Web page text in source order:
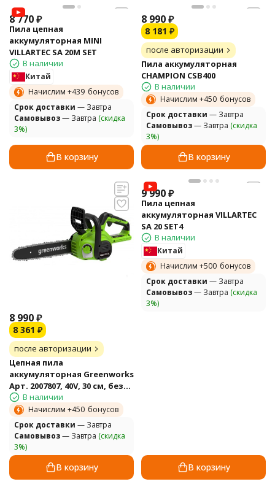
8 770₽
Пила цепная
аккумуляторная MINI
VILLARTEC SA 20M SET
В наличии
Китай
Начислим +439 бонусов
Cрок доставки — Завтра
Самовывоз— Завтра (скидка
3%)
В корзину
8 990₽
8 181 ₽
после авторизации
Пила аккумуляторная
CHAMPION CSB400
В наличии
Начислим +450 бонусов
Cрок доставки — Завтра
Самовывоз— Завтра (скидка
3%)
В корзину
8 990₽
8 361 ₽
после авторизации
Цепная пила
аккумуляторная Greenworks
Арт. 2007807, 40V, 30 см, без
АКБ и ЗУ
В наличии
Начислим +450 бонусов
Cрок доставки — Завтра
Самовывоз— Завтра (скидка
3%)
В корзину
9 990₽
Пила цепная
аккумуляторная VILLARTEC
SA 20 SET4
В наличии
Китай
Начислим +500 бонусов
Cрок доставки — Завтра
Самовывоз— Завтра (скидка
3%)
В корзину